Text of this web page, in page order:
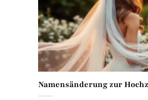
Namensänderung zur